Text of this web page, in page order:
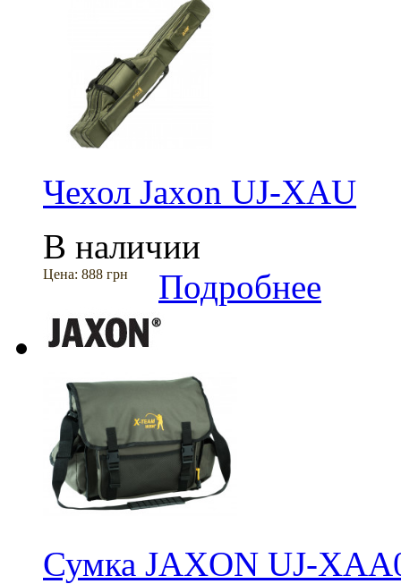
Чехол Jaxon UJ-XAU
В наличии
Цена: 888 грн Подробнее
Сумка JAXON UJ-